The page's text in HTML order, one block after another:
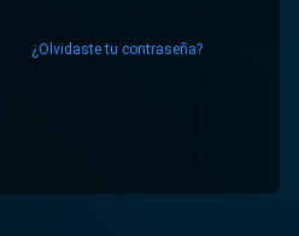
¿Olvidaste tu contraseña?